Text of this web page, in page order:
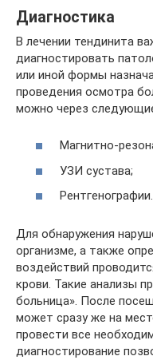
Диагностика
В лечении тендинита
диагностировать
или иной формы
проведения осмотра
можно через
Магнитно-
УЗИ сустава;
Рентгенографии.
Для обнаружения
организме, а также
воздействий
крови. Такие анализы
больница». После
может сразу же на
провести все
диагностирование